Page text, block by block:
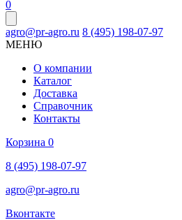
0
agro@pr-agro.ru 8 (495) 198-07-97
МЕНЮ
О компании
Каталог
Доставка
Справочник
Контакты
Корзина 0
8 (495) 198-07-97
agro@pr-agro.ru
Вконтакте